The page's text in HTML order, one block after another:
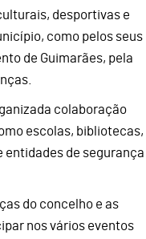
desportivas e
como pelos seus
de Guimarães, pela
colaboração
escolas, bibliotecas,
de segurança
do concelho e as
nos vários eventos